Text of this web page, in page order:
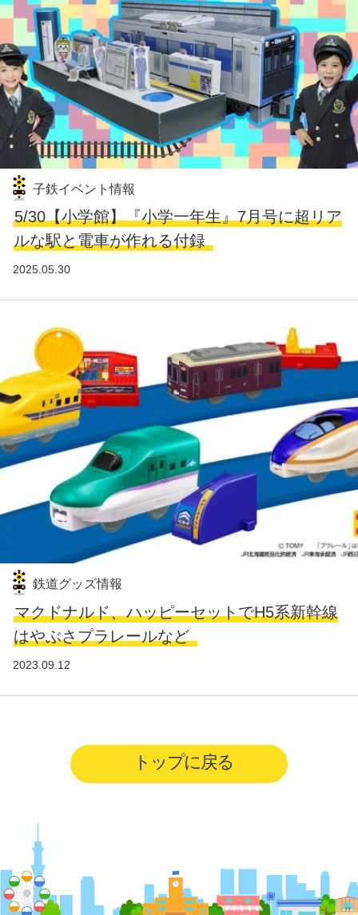
子鉄イベント情報
5/30【小学館】『小学一年生』7月号に超リア
ルな駅と電車が作れる付録
2025.05.30
鉄道グッズ情報
マクドナルド、ハッピーセットでH5系新幹線
はやぶさプラレールなど
2023.09.12
トップに戻る